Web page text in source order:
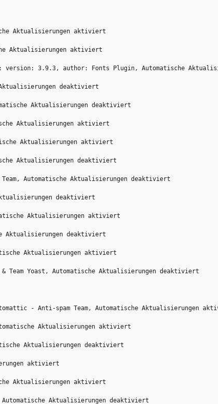
Aktualisierungen aktiviert
Aktualisierungen aktiviert
version: 3.9.3, author: Fonts Plugin, Automatische
Aktualisierungen deaktiviert
Aktualisierungen deaktiviert
Aktualisierungen aktiviert
Aktualisierungen aktiviert
Aktualisierungen deaktiviert
Team, Automatische Aktualisierungen deaktiviert
deaktiviert
Aktualisierungen aktiviert
Aktualisierungen deaktiviert
Aktualisierungen aktiviert
Yoast, Automatische Aktualisierungen deaktiviert
- Anti-spam Team, Automatische Aktualisierungen
Aktualisierungen aktiviert
Aktualisierungen deaktiviert
aktiviert
Aktualisierungen aktiviert
Aktualisierungen deaktiviert